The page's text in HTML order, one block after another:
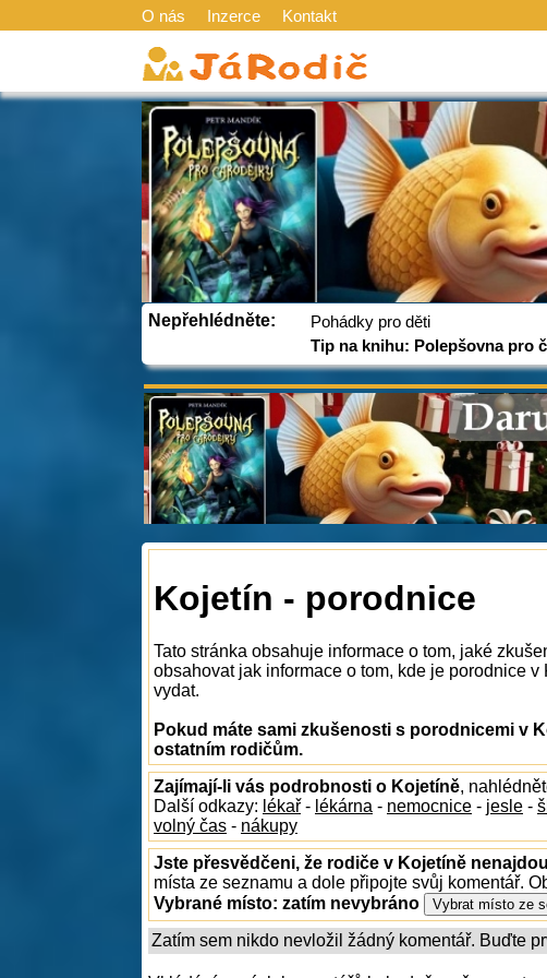
O nás Inzerce Kontakt
Nepřehlédněte:
Pohádky pro děti
Tip na knihu: Polepšovna pro
Kojetín - porodnice
Tato stránka obsahuje informace o tom, jaké
obsahovat jak informace o tom, kde je porodnice
vydat.
Pokud máte sami zkušenosti s porodnicemi v
ostatním rodičům.
Zajímají-li vás podrobnosti o Kojetíně,
Další odkazy: lékař - lékárna - nemocnice - jesle -
volný čas - nákupy
Jste přesvědčeni, že rodiče v Kojetíně
místa ze seznamu a dole připojte svůj komentář.
Vybrané místo: zatím nevybráno
Zatím sem nikdo nevložil žádný komentář. Buďte